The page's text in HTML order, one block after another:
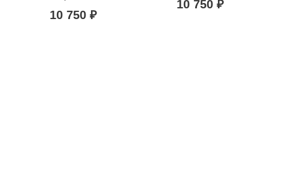
10 750 ₽
10 750 ₽